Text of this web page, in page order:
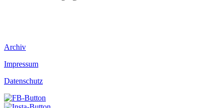
Archiv
Impressum
Datenschutz